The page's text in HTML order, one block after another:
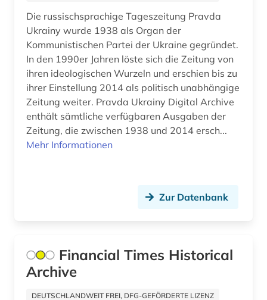
kitzingen (1)
klagenfurt (1)
klimaänderung (1)
koblenz (1)
kohle (1)
kriegsgeschichte (1)
kulmbach (1)
Die russischsprachige Tageszeitung Pravda
Ukrainy wurde 1938 als Organ der
Kommunistischen Partei der Ukraine gegründet.
In den 1990er Jahren löste sich die Zeitung von
ihren ideologischen Wurzeln und erschien bis zu
ihrer Einstellung 2014 als politisch unabhängige
Zeitung weiter. Pravda Ukrainy Digital Archive
enthält sämtliche verfügbaren Ausgaben der
Zeitung, die zwischen 1938 und 2014 ersch...
Mehr Informationen
Zur Datenbank
Financial Times Historical
Archive
DEUTSCHLANDWEIT FREI, DFG-GEFÖRDERTE LIZENZ